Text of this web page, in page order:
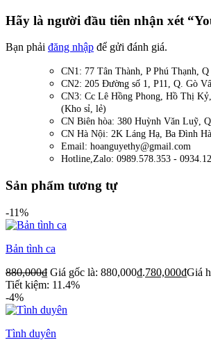
Hãy là người đầu tiên nhận xét
Bạn phải đăng nhập để gửi đánh giá.
CN1: 77 Tân Thành, P Phú Thạnh,
CN2: 205 Đường số 1, P11, Q. Gò
CN3: Cc Lê Hồng Phong, Hồ Thị
(Kho sỉ, lẻ)
CN Biên hòa: 380 Huỳnh Văn Luỹ,
CN Hà Nội: 2K Láng Hạ, Ba Đình
Email: hoanguyethy@gmail.com
Hotline,Zalo: 0989.578.353 -
Sản phẩm tương tự
-11%
Bản tình ca
880,000₫ Giá gốc là: 880,000₫.780,000₫Giá
Tiết kiệm: 11.4%
-4%
Tình duyên